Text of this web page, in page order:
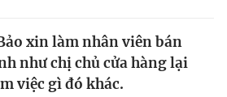
xin làm nhân viên bán
như chị chủ cửa hàng lại
việc gì đó khác.